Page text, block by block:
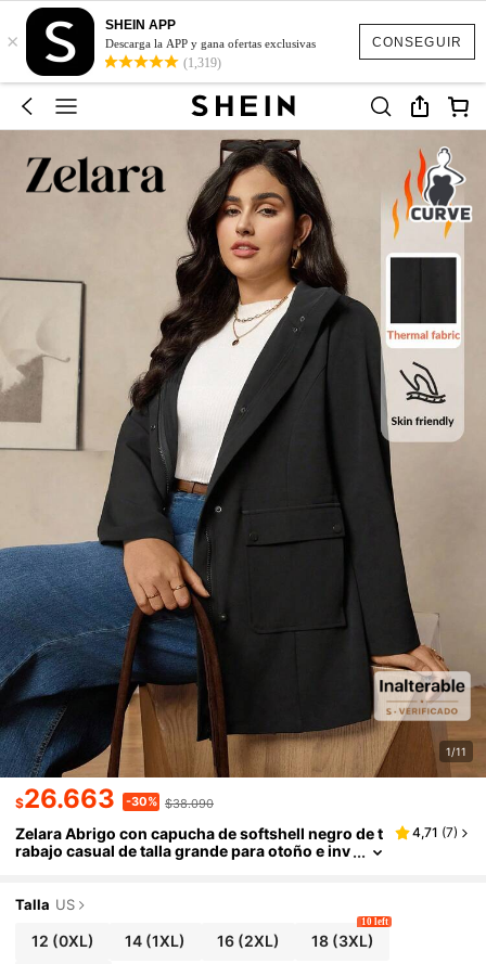
CONSEGUIR
×
SHEIN APP
Descarga la APP y gana ofertas exclusivas
(1,319)
1/11
$26.663 -30% $38.090
Zelara Abrigo con capucha de softshell negro de t
rabajo casual de talla grande para otoño e inv
4,71 (7)
Talla US
12 (0XL) 14 (1XL) 16(2XL) 18(3XL)
10 left